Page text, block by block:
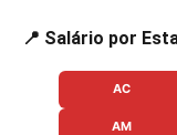
📍 Salário por
AC
AM